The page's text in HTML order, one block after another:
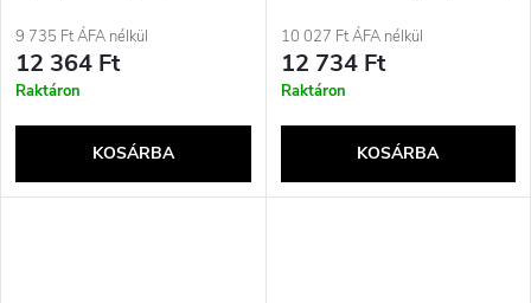
9 735 Ft ÁFA nélkül
12 364 Ft
Raktáron
KOSÁRBA
10 027 Ft ÁFA nélkül
12 734 Ft
Raktáron
KOSÁRBA